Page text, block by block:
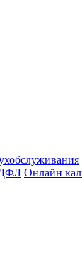
Онлайн